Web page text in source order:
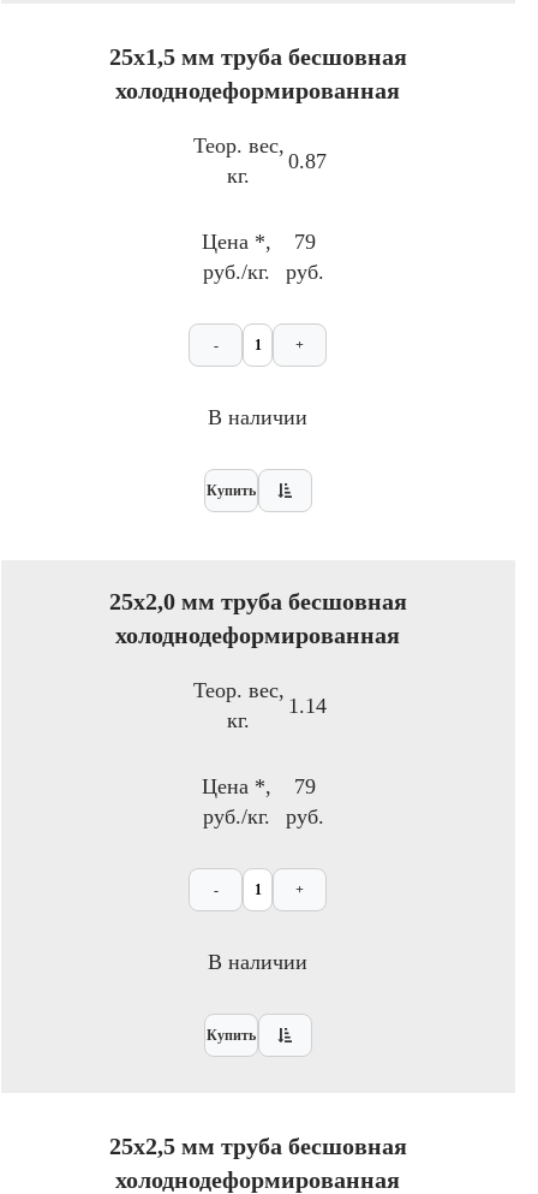
25х1,5 мм труба бесшовная
холоднодеформированная
Теор. вес,
кг.
0.87
Цена *,
руб./кг.
79
руб.
- +
В наличии
Купить
25х2,0 мм труба бесшовная
холоднодеформированная
Теор. вес,
кг.
1.14
Цена *,
руб./кг.
79
руб.
- +
В наличии
Купить
25х2,5 мм труба бесшовная
холоднодеформированная